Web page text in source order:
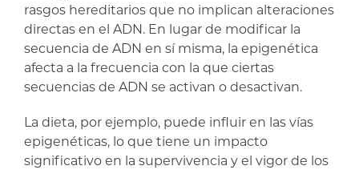
rasgos hereditarios que no implican alteraciones
directas en el ADN. En lugar de modificar la
secuencia de ADN en sí misma, la epigenética
afecta a la frecuencia con la que ciertas
secuencias de ADN se activan o desactivan.
La dieta, por ejemplo, puede influir en las vías
epigenéticas, lo que tiene un impacto
significativo en la supervivencia y el vigor de los